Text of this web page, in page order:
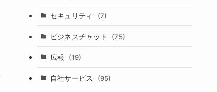
セキュリティ (7)
ビジネスチャット (75)
広報 (19)
自社サービス (95)